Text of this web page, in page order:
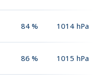
84 % 1014 hPa
86 % 1015 hPa